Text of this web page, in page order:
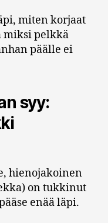
miten korjaat
miksi pelkkä
päälle ei
syy:
hienojakoinen
on tukkinut
enää läpi.